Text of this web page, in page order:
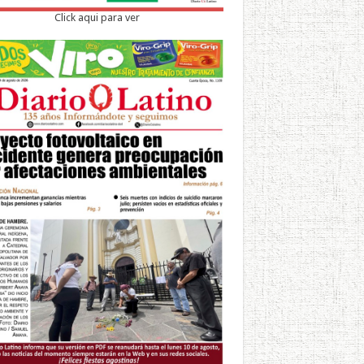
Click aqui para ver